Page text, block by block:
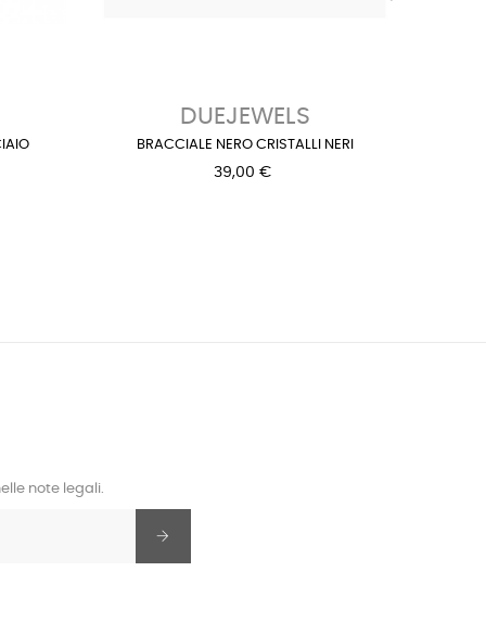
DUEJEWELS
BRACCIALE NERO CRISTALLI NERI
39,00 €
note legali.